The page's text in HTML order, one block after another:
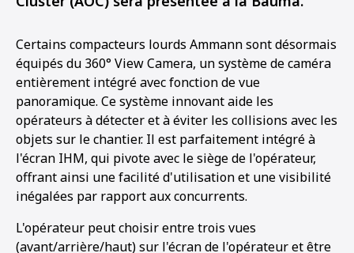
Certains compacteurs lourds Ammann sont désormais
équipés du 360° View Camera, un système de caméra
entièrement intégré avec fonction de vue
panoramique. Ce système innovant aide les
opérateurs à détecter et à éviter les collisions avec les
objets sur le chantier. Il est parfaitement intégré à
l'écran IHM, qui pivote avec le siège de l'opérateur,
offrant ainsi une facilité d'utilisation et une visibilité
inégalées par rapport aux concurrents.
L'opérateur peut choisir entre trois vues
(avant/arrière/haut) sur l'écran de l'opérateur et être